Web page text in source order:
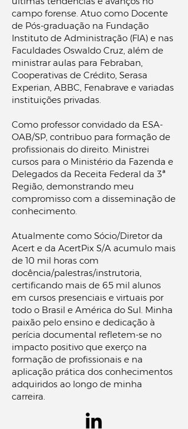
campo forense. Atuo como Docente
de Pós-graduação na Fundação
Instituto de Administração (FIA) e nas
Faculdades Oswaldo Cruz, além de
ministrar aulas para Febraban,
Cooperativas de Crédito, Serasa
Experian, ABBC, Fenabrave e variadas
instituições privadas.
Como professor convidado da ESA-
OAB/SP, contribuo para formação de
profissionais do direito. Ministrei
cursos para o Ministério da Fazenda e
Delegados da Receita Federal da 3ª
Região, demonstrando meu
compromisso com a disseminação de
conhecimento.
Atualmente como Sócio/Diretor da
Acert e da AcertPix S/A acumulo mais
de 10 mil horas com
docência/palestras/instrutoria,
certificando mais de 65 mil alunos
em cursos presenciais e virtuais por
todo o Brasil e América do Sul. Minha
paixão pelo ensino e dedicação à
perícia documental refletem-se no
impacto positivo que exerço na
formação de profissionais e na
aplicação prática dos conhecimentos
adquiridos ao longo de minha
carreira.